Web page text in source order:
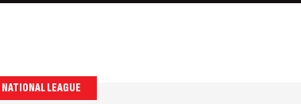
NATIONAL LEAGUE